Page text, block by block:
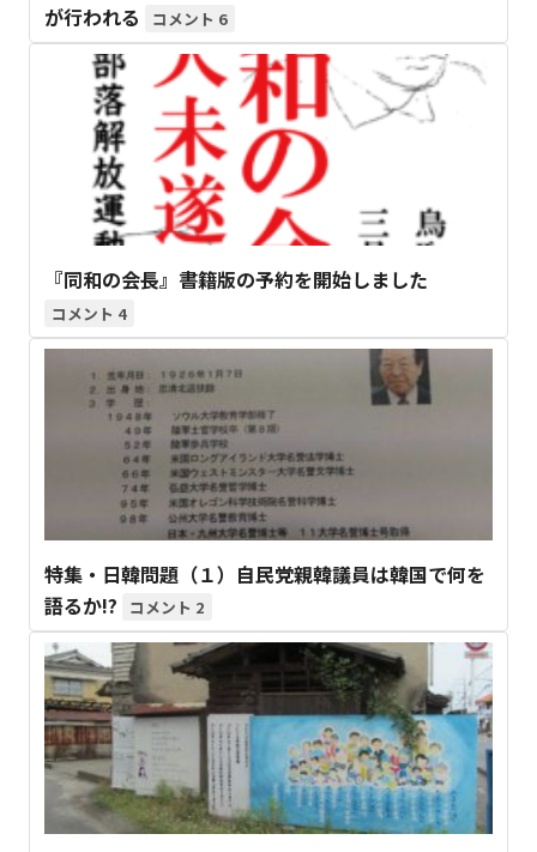
が行われる
6
『同和の会長』書籍版の予約を開始しました
4
特集・日韓問題（１）自民党親韓議員は韓国で何を
語るか!?
2